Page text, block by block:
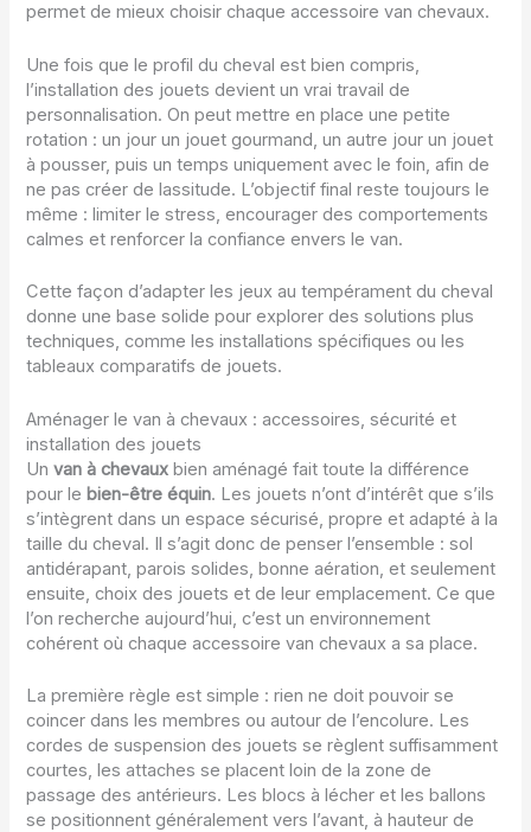
permet de mieux choisir chaque accessoire van chevaux.
Une fois que le profil du cheval est bien compris,
l’installation des jouets devient un vrai travail de
personnalisation. On peut mettre en place une petite
rotation : un jour un jouet gourmand, un autre jour un jouet
à pousser, puis un temps uniquement avec le foin, afin de
ne pas créer de lassitude. L’objectif final reste toujours le
même : limiter le stress, encourager des comportements
calmes et renforcer la confiance envers le van.
Cette façon d’adapter les jeux au tempérament du cheval
donne une base solide pour explorer des solutions plus
techniques, comme les installations spécifiques ou les
tableaux comparatifs de jouets.
Aménager le van à chevaux : accessoires, sécurité et
installation des jouets
Unvan à chevaux bien aménagé fait toute la différence
pour le bien-être équin. Les jouets n’ont d’intérêt que s’ils
s’intègrent dans un espace sécurisé, propre et adapté à la
taille du cheval. Il s’agit donc de penser l’ensemble : sol
antidérapant, parois solides, bonne aération, et seulement
ensuite, choix des jouets et de leur emplacement. Ce que
l’on recherche aujourd’hui, c’est un environnement
cohérent où chaque accessoire van chevaux a sa place.
La première règle est simple : rien ne doit pouvoir se
coincer dans les membres ou autour de l’encolure. Les
cordes de suspension des jouets se règlent suffisamment
courtes, les attaches se placent loin de la zone de
passage des antérieurs. Les blocs à lécher et les ballons
se positionnent généralement vers l’avant, à hauteur de